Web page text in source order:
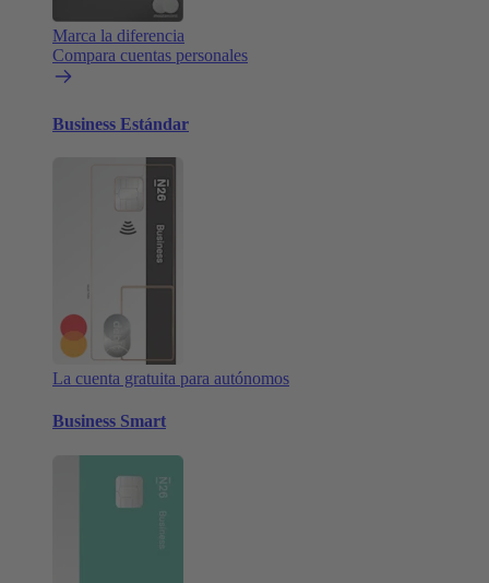
Marca la diferencia
Compara cuentas personales
Business Estándar
La cuenta gratuita para autónomos
Business Smart